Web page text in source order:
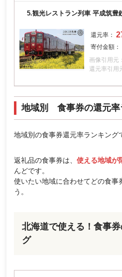
5.観光レストラン列車 平成筑豊
画像引用元
還元率引用
地域別 食事券の還元率
地域別の食事券還元率ランキング
返礼品の食事券は、使える地域が
んどです。
使いたい地域に合わせてどの食事
う。
北海道で使える！食事
グ